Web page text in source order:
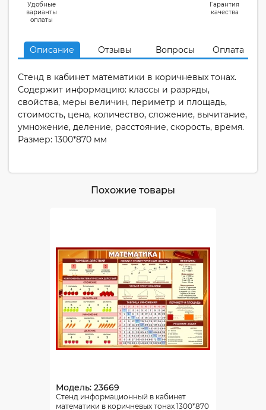
Удобные
варианты
оплаты
Гарантия
качества
Описание Отзывы Вопросы Оплата
Стенд в кабинет математики в коричневых тонах.
Содержит информацию: классы и разряды,
свойства, меры величин, периметр и площадь,
стоимость, цена, количество, сложение, вычитание,
умножение, деление, расстояние, скорость, время.
Размер: 1300*870 мм
Похожие товары
Модель: 23669
Стенд информационный в кабинет
математики в коричневых тонах 1300*870